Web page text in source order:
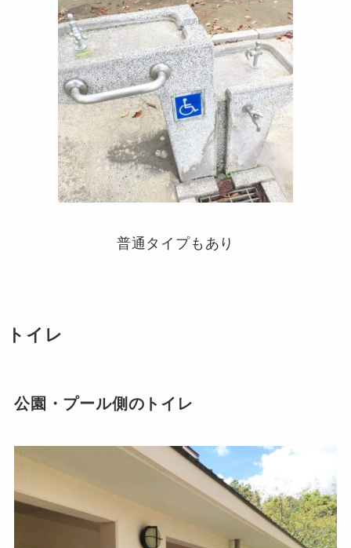
普通タイプもあり
トイレ
公園・プール側のトイレ